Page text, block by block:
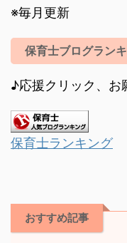
※毎月更新
保育士ブログラン
♪応援クリック、お
保育士ランキング
おすすめ記事